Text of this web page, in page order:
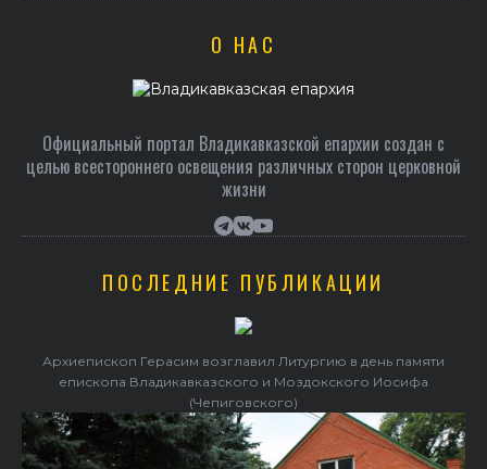
О НАС
Официальный портал Владикавказской епархии создан c
целью всестороннего освещения различных сторон церковной
жизни
ПОСЛЕДНИЕ ПУБЛИКАЦИИ
Архиепископ Герасим возглавил Литургию в день памяти
епископа Владикавказского и Моздокского Иосифа
(Чепиговского)